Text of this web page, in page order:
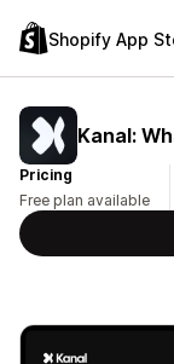
Shopify App
Kanal:
Pricing
Free plan available